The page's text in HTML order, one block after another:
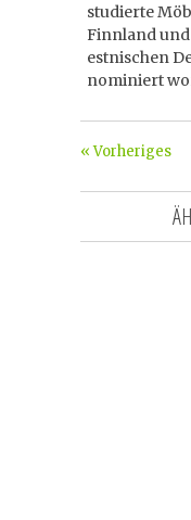
studierte
Finnland
estnischen
nominiert
« Vorheriges